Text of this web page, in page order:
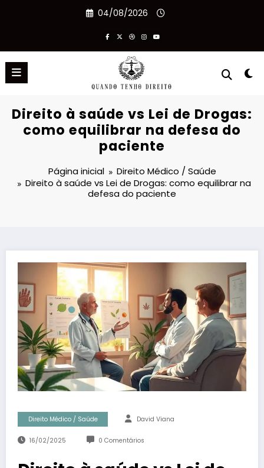
04/08/2026
Direito à saúde vs Lei de Drogas:
como equilibrar na defesa do
paciente
Página inicial
Direito Médico / Saúde
Direito à saúde vs Lei de Drogas: como equilibrar na
defesa do paciente
Direito Médico / Saúde David Viana
16/02/2025 0 Comentários